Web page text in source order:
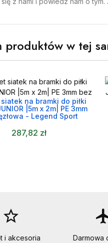
produktów w tej

na bramki do piłki
|5m x 2m| PE 3mm
- Legend Sport
287,82 zł
star_border
i akcesoria
Darmowa